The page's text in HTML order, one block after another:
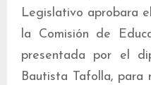
Legislativo aprobara
la Comisión de
presentada por el
Bautista Tafolla, para